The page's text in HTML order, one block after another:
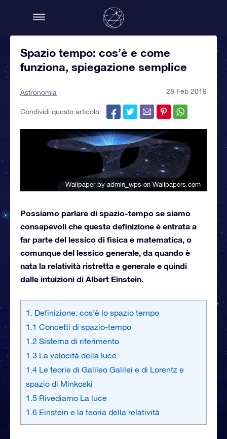
Spazio tempo: cos’è e come
funziona, spiegazione semplice
Astronomia 28 Feb 2019
Condividi questo articolo:
Wallpaper by admin_wps on Wallpapers.com
Possiamo parlare di spazio-tempo se siamo
consapevoli che questa definizione è entrata a
far parte del lessico di fisica e matematica, o
comunque del lessico generale, da quando è
nata la relatività ristretta e generale e quindi
dalle intuizioni di Albert Einstein.
1. Definizione: cos’è lo spazio tempo
1.1 Concetti di spazio-tempo
1.2 Sistema di riferimento
1.3 La velocità della luce
1.4 Le teorie di Galileo Galilei e di Lorentz e
spazio di Minkoski
1.5 Rivediamo La luce
1.6 Einstein e la teoria della relatività